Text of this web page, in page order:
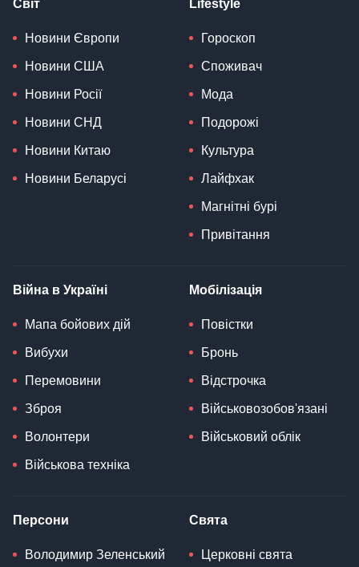
Світ
Новини Європи
Новини США
Новини Росії
Новини СНД
Новини Китаю
Новини Беларусі
Lifestyle
Гороскоп
Споживач
Мода
Подорожі
Культура
Лайфхак
Магнітні бурі
Привітання
Війна в Україні
Мапа бойових дій
Вибухи
Перемовини
Зброя
Волонтери
Військова техніка
Мобілізація
Повістки
Бронь
Відстрочка
Військовозобов'язані
Військовий облік
Персони
Володимир Зеленський
Свята
Церковні свята